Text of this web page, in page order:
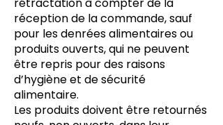
rétractation à compter de la
réception de la commande, sauf
pour les denrées alimentaires ou
produits ouverts, qui ne peuvent
être repris pour des raisons
d’hygiène et de sécurité
alimentaire.
Les produits doivent être retournés